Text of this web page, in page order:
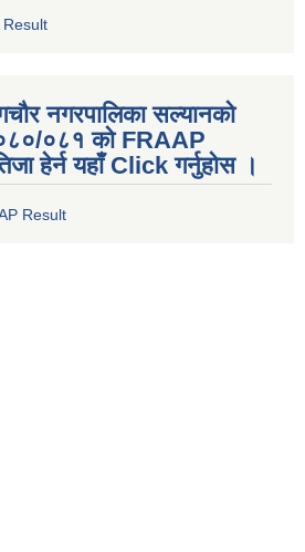
Result
नगरपालिका सल्यानको
०८१ को FRAAP
हेर्न यहाँ Click गर्नुहोस ।
Result